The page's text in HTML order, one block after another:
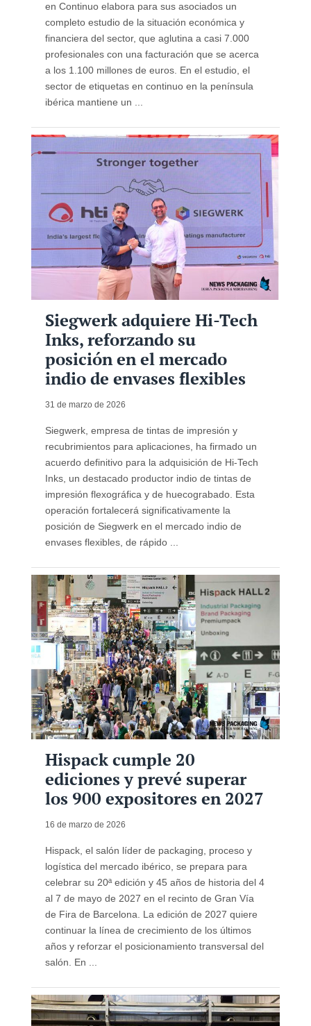
en Continuo elabora para sus asociados un
completo estudio de la situación económica y
financiera del sector, que aglutina a casi 7.000
profesionales con una facturación que se acerca
a los 1.100 millones de euros. En el estudio, el
sector de etiquetas en continuo en la península
ibérica mantiene un ...
Siegwerk adquiere Hi-Tech
Inks, reforzando su
posición en el mercado
indio de envases flexibles
31 de marzo de 2026
Siegwerk, empresa de tintas de impresión y
recubrimientos para aplicaciones, ha firmado un
acuerdo definitivo para la adquisición de Hi-Tech
Inks, un destacado productor indio de tintas de
impresión flexográfica y de huecograbado. Esta
operación fortalecerá significativamente la
posición de Siegwerk en el mercado indio de
envases flexibles, de rápido ...
Hispack cumple 20
ediciones y prevé superar
los 900 expositores en 2027
16 de marzo de 2026
Hispack, el salón líder de packaging, proceso y
logística del mercado ibérico, se prepara para
celebrar su 20ª edición y 45 años de historia del 4
al 7 de mayo de 2027 en el recinto de Gran Vía
de Fira de Barcelona. La edición de 2027 quiere
continuar la línea de crecimiento de los últimos
años y reforzar el posicionamiento transversal del
salón. En ...